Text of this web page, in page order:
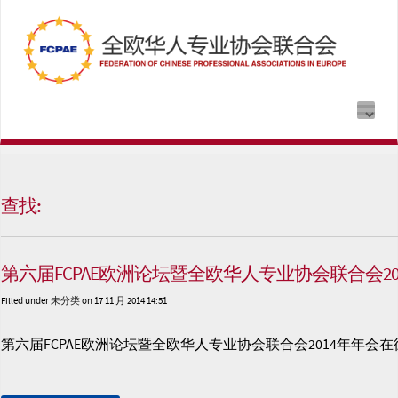
查找:
第六届FCPAE欧洲论坛暨全欧华人专业协会联合会
Filled under未分类on 17 11 月 2014 14:51
第六届FCPAE欧洲论坛暨全欧华人专业协会联合会2014年年会